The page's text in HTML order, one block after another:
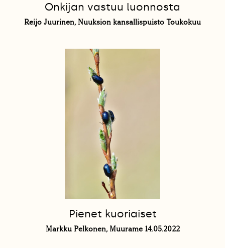
Onkijan vastuu luonnosta
Reijo Juurinen, Nuuksion kansallispuisto Toukokuu
Pienet kuoriaiset
Markku Pelkonen, Muurame 14.05.2022